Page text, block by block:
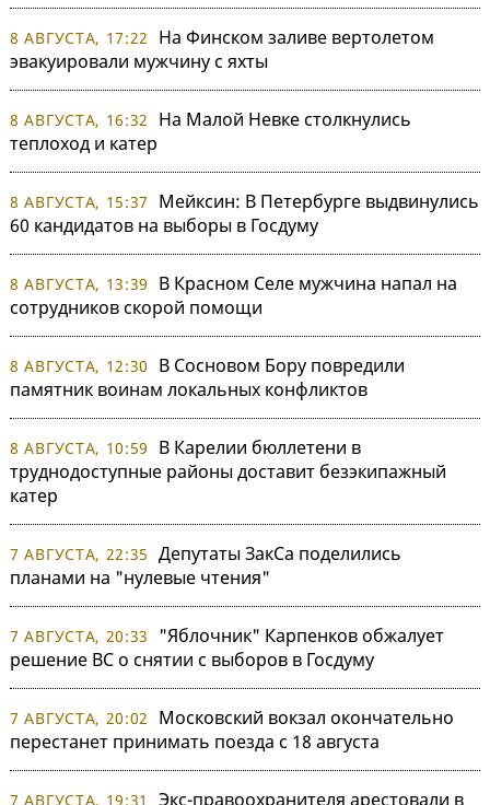
8 АВГУСТА, 17:22
На Финском заливе вертолетом
эвакуировали мужчину с яхты
8 АВГУСТА, 16:32
На Малой Невке столкнулись
теплоход и катер
8 АВГУСТА, 15:37
Мейксин: В Петербурге выдвинулись
60 кандидатов на выборы в Госдуму
8 АВГУСТА, 13:39
В Красном Селе мужчина напал на
сотрудников скорой помощи
8 АВГУСТА, 12:30
В Сосновом Бору повредили
памятник воинам локальных конфликтов
8 АВГУСТА, 10:59
В Карелии бюллетени в
труднодоступные районы доставит безэкипажный
катер
7 АВГУСТА, 22:35 Депутаты ЗакСа поделились
планами на "нулевые чтения"
7 АВГУСТА, 20:33
"Яблочник" Карпенков обжалует
решение ВС о снятии с выборов в Госдуму
7 АВГУСТА, 20:02
Московский вокзал окончательно
перестанет принимать поезда с 18 августа
7 АВГУСТА, 19:31
Экс-правоохранителя арестовали в